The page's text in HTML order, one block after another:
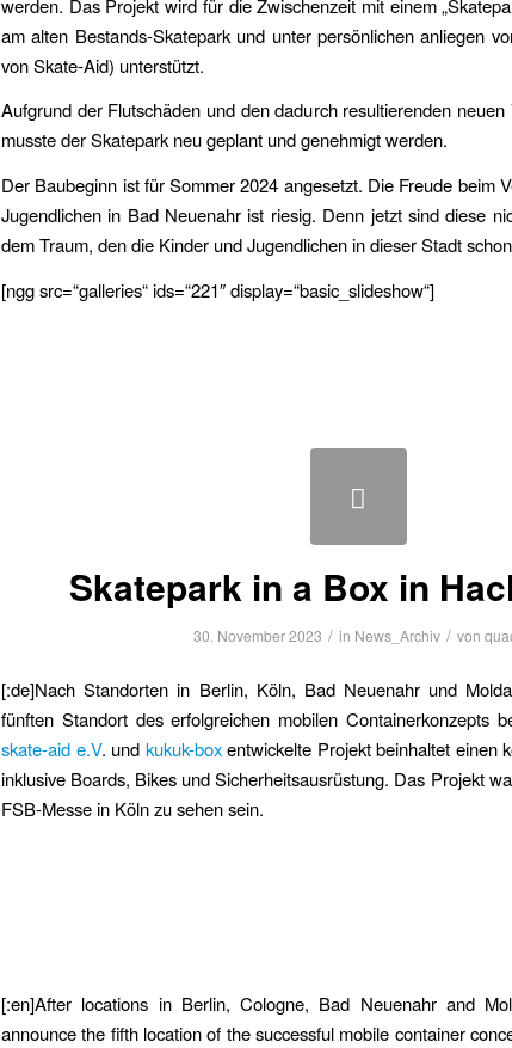
werden. Das Projekt wird für die Zwischenzeit mit einem
am alten Bestands-Skatepark und unter persönlichen anliegen
von Skate-Aid) unterstützt.
Aufgrund der Flutschäden und den dadurch resultierenden
musste der Skatepark neu geplant und genehmigt werden.
Der Baubeginn ist für Sommer 2024 angesetzt. Die Freude beim
Jugendlichen in Bad Neuenahr ist riesig. Denn jetzt sind diese
dem Traum, den die Kinder und Jugendlichen in dieser Stadt
[ngg src=“galleries“ ids=“221″ display=“basic_slideshow“]
Skatepark in a Box in
30. November 2023 / in News_Archiv / von
[:de]Nach Standorten in Berlin, Köln, Bad Neuenahr und
fünften Standort des erfolgreichen mobilen Containerkonzepts
skate-aid e.V. und kukuk-boxentwickelte Projekt beinhaltet einen
inklusive Boards, Bikes und Sicherheitsausrüstung. Das Projekt
FSB-Messe in Köln zu sehen sein.
[:en]After locations in Berlin, Cologne, Bad Neuenahr and
announce the fifth location of the successful mobile container